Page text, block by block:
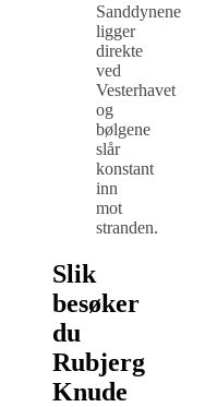
Sanddynene
ligger
direkte
ved
Vesterhavet
og
bølgene
slår
konstant
inn
mot
stranden.
Slik
besøker
du
Rubjerg
Knude